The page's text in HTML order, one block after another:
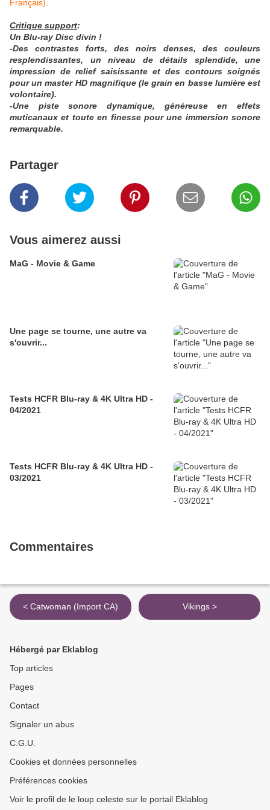
Français).
Critique support:
Un Blu-ray Disc divin !
-Des contrastes forts, des noirs denses, des couleurs
resplendissantes, un niveau de détails splendide, une
impression de relief saisissante et des contours soignés
pour un master HD magnifique (le grain en basse lumière est
volontaire).
-Une piste sonore dynamique, généreuse en effets
muticanaux et toute en finesse pour une immersion sonore
remarquable.
Partager
Vous aimerez aussi
MaG - Movie & Game
Une page se tourne, une autre va
s'ouvrir...
Tests HCFR Blu-ray & 4K Ultra HD -
04/2021
Tests HCFR Blu-ray & 4K Ultra HD -
03/2021
Commentaires
< Catwoman (Import CA) Vikings >
Hébergé par Eklablog
Top articles
Pages
Contact
Signaler un abus
C.G.U.
Cookies et données personnelles
Préférences cookies
Voir le profil de le loup celeste sur le portail Eklablog